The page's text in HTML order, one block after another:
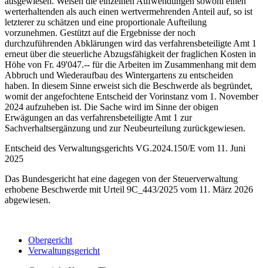
werterhaltenden als auch einen wertvermehrenden Anteil auf, so ist
letzterer zu schätzen und eine proportionale Aufteilung
vorzunehmen. Gestützt auf die Ergebnisse der noch
durchzuführenden Abklärungen wird das verfahrensbeteiligte Amt 1
erneut über die steuerliche Abzugsfähigkeit der fraglichen Kosten in
Höhe von Fr. 49'047.-- für die Arbeiten im Zusammenhang mit dem
Abbruch und Wiederaufbau des Wintergartens zu entscheiden
haben. In diesem Sinne erweist sich die Beschwerde als begründet,
womit der angefochtene Entscheid der Vorinstanz vom 1. November
2024 aufzuheben ist. Die Sache wird im Sinne der obigen
Erwägungen an das verfahrensbeteiligte Amt 1 zur
Sachverhaltsergänzung und zur Neubeurteilung zurückgewiesen.
Entscheid des Verwaltungsgerichts VG.2024.150/E vom 11. Juni
2025
Das Bundesgericht hat eine dagegen von der Steuerverwaltung
erhobene Beschwerde mit Urteil 9C_443/2025 vom 11. März 2026
abgewiesen.
Obergericht
Verwaltungsgericht